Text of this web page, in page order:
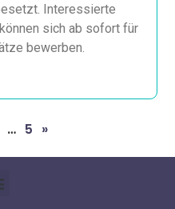
Interessierte
sich ab sofort für
bewerben.
… 5 »